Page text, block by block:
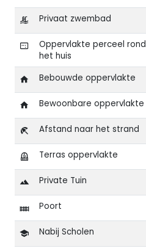
Privaat zwembad
Oppervlakte perceel rond
het huis
Bebouwde oppervlakte
Bewoonbare oppervlakte
Afstand naar het strand
Terras oppervlakte
Private Tuin
Poort
Nabij Scholen